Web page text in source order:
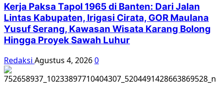
Sosialis
di
Surabaya
Kerja Paksa Tapol 1965 di Banten: Dari Jalan
Lintas Kabupaten, Irigasi Cirata, GOR Maulana
Yusuf Serang, Kawasan Wisata Karang Bolong
Hingga Proyek Sawah Luhur
Redaksi Agustus 4, 20260